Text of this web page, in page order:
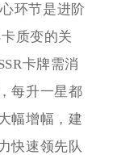
环节是进阶
质变的关
卡牌需消
每升一星都
幅增幅，建
快速领先队